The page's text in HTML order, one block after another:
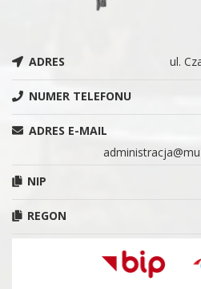
ADRES ul.
NUMER TELEFONU
ADRES E-MAIL
NIP
REGON